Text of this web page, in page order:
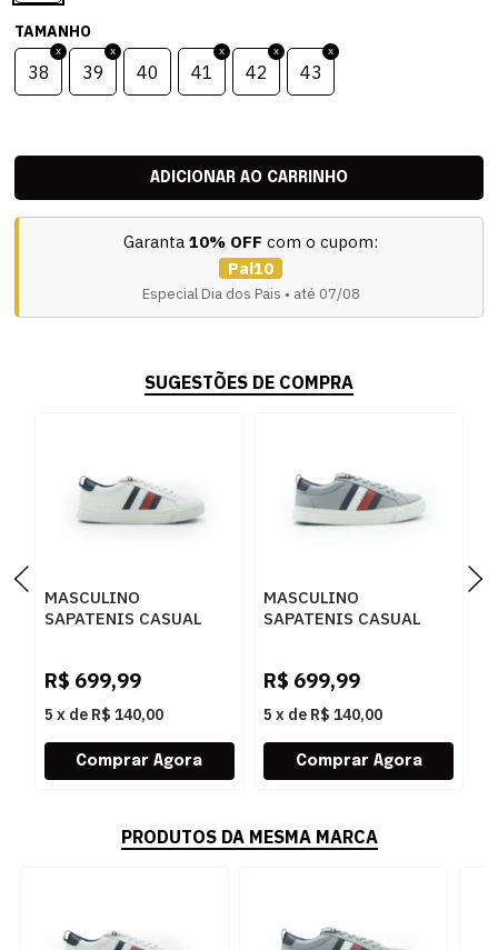
TAMANHO
38 39 40 41 42 43
Garanta 10% OFF com o cupom:
Pai10
Especial Dia dos Pais • até 07/08
SUGESTÕES DE COMPRA
MASCULINO
SAPATENIS CASUAL
WHITE
R$ 699,99
5 x de R$ 140,00
MASCULINO
SAPATENIS CASUAL
GRIFFIN
R$ 699,99
5 x de R$ 140,00
PRODUTOS DA MESMA MARCA